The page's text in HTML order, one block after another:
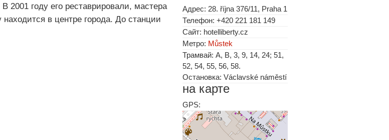
2001 году его реставрировали, мастера
в центре города. До станции
Адрес: 28. října 376/11, Praha 1
Телефон: +420 221 181 149
Сайт: hotelliberty.cz
Метро: Můstek
Трамвай: A, B, 3, 9, 14, 24; 51,
52, 54, 55, 56, 58.
Остановка: Václavské náměstí
на карте
GPS: